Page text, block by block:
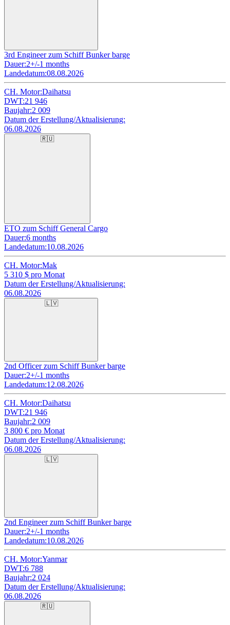
3rd Engineer zum Schiff Bunker barge
Dauer:2+/-1 months
Landedatum:08.08.2026
CH. Motor:Daihatsu
DWT:21 946
Baujahr:2 009
Datum der Erstellung/Aktualisierung:
06.08.2026
🇷🇺
ETO zum Schiff General Cargo
Dauer:6 months
Landedatum:10.08.2026
CH. Motor:Mak
5 310 $ pro Monat
Datum der Erstellung/Aktualisierung:
06.08.2026
🇱🇻
2nd Officer zum Schiff Bunker barge
Dauer:2+/-1 months
Landedatum:12.08.2026
CH. Motor:Daihatsu
DWT:21 946
Baujahr:2 009
3 800 € pro Monat
Datum der Erstellung/Aktualisierung:
06.08.2026
🇱🇻
2nd Engineer zum Schiff Bunker barge
Dauer:2+/-1 months
Landedatum:10.08.2026
CH. Motor:Yanmar
DWT:6 788
Baujahr:2 024
Datum der Erstellung/Aktualisierung:
06.08.2026
🇷🇺